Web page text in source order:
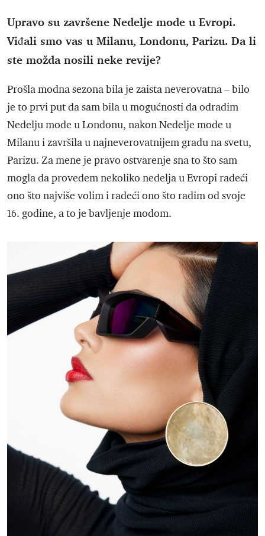
Upravo su završene Nedelje mode u Evropi.
Viđali smo vas u Milanu, Londonu, Parizu. Da li
ste možda nosili neke revije?
Prošla modna sezona bila je zaista neverovatna – bilo
je to prvi put da sam bila u mogućnosti da odradim
Nedelju mode u Londonu, nakon Nedelje mode u
Milanu i završila u najneverovatnijem gradu na svetu,
Parizu. Za mene je pravo ostvarenje sna to što sam
mogla da provedem nekoliko nedelja u Evropi radeći
ono što najviše volim i radeći ono što radim od svoje
16. godine, a to je bavljenje modom.